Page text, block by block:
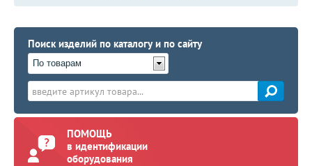
Поиск изделий по каталогу и по сайту
По товарам
ПОМОЩЬ
в идентификации
оборудования